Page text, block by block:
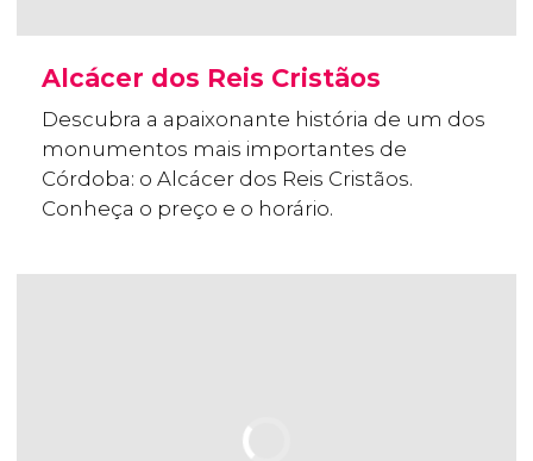
Alcácer dos Reis Cristãos
Descubra a apaixonante história de um dos
monumentos mais importantes de
Córdoba: o Alcácer dos Reis Cristãos.
Conheça o preço e o horário.